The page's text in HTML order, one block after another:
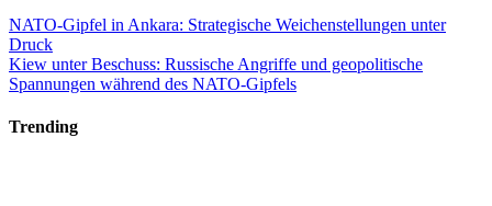
NATO-Gipfel in Ankara: Strategische Weichenstellungen unter
Druck
Kiew unter Beschuss: Russische Angriffe und geopolitische
Spannungen während des NATO-Gipfels
Trending